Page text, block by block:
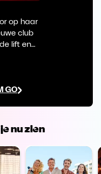
GO
op haar
club
lift en
nemen
nu zien